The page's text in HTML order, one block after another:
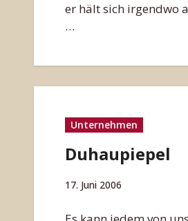
er hält sich irgendwo
…
Unternehmen
Duhaupiepel
17. Juni 2006